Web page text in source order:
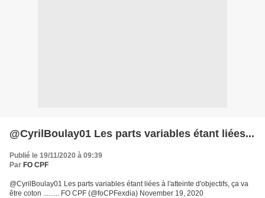
@CyrilBoulay01 Les parts variables étant liées...
Publié le 19/11/2020 à 09:39
Par FO CPF
@CyrilBoulay01 Les parts variables étant liées à l'atteinte d'objectifs, ça va
être coton ......... FO CPF (@foCPFexdia) November 19, 2020